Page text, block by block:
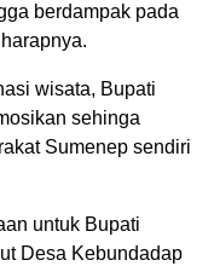
berdampak pada
wisata, Bupati
sehinga
Sumenep sendiri
untuk Bupati
Desa Kebundadap